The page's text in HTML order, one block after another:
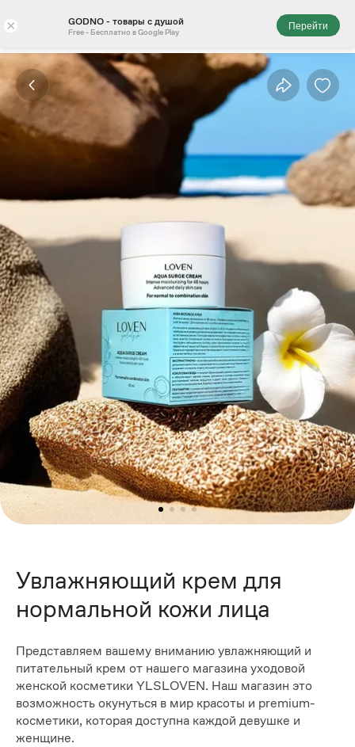
× GODNO - товары с душой
Free - Бесплатно в Google Play
Перейти
Увлажняющий крем для
нормальной кожи лица
Представляем вашему вниманию увлажняющий и
питательный крем от нашего магазина уходовой
женской косметики YLSLOVEN. Наш магазин это
возможность окунуться в мир красоты и premium-
косметики, которая доступна каждой девушке и
женщине.